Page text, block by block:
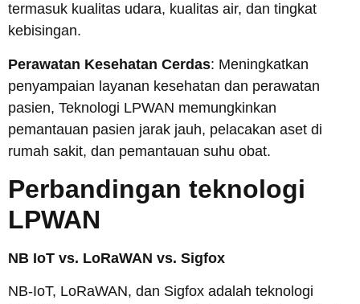
termasuk kualitas udara, kualitas air, dan tingkat
kebisingan.
Perawatan Kesehatan Cerdas: Meningkatkan
penyampaian layanan kesehatan dan perawatan
pasien, Teknologi LPWAN memungkinkan
pemantauan pasien jarak jauh, pelacakan aset di
rumah sakit, dan pemantauan suhu obat.
Perbandingan teknologi
LPWAN
NB IoT vs. LoRaWAN vs. Sigfox
NB-IoT, LoRaWAN, dan Sigfox adalah teknologi